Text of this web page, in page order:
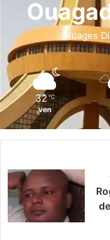
o
k
Nuages
32 ℃
ven